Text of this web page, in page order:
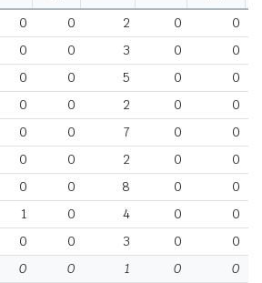
0 0 2 0
0
0 0 3 0
0
0 0 5 0
0
0 0 2 0
0
0 0 7 0
0
0 0 2 0
0
0 0 8 0
0
1 0 4 0
0
0 0 3 0
0
0 0 1 0
0